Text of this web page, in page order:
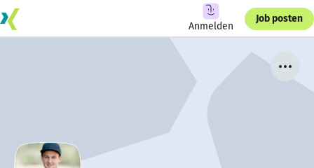
Anmelden
Job posten